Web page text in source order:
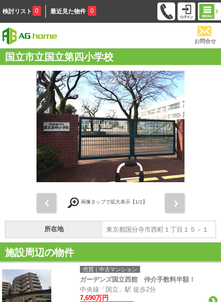
検討リスト 0 最近見た物件 0
お問合せ
国立市立国立第四小学校
画像タップで拡大表示【1/1】
所在地 東京都国分寺市西町１丁目１５－１
施設周辺の物件
売買｜中古マンション
ガーデンズ国立西館 仲介手数料半額！
中央線「国立」駅 徒歩2分
7,690万円